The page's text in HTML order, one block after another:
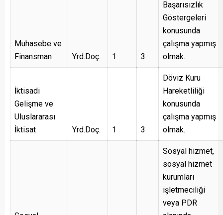
Muhasebe ve
Finansman
Yrd.Doç. 1 3
Başarısızlık
Göstergeleri
konusunda
çalışma yapmış
olmak.
İktisadi
Gelişme ve
Uluslararası
İktisat
Yrd.Doç. 1 3
Döviz Kuru
Hareketliliği
konusunda
çalışma yapmış
olmak.
Sosyal hizmet,
sosyal hizmet
kurumları
işletmeciliği
veya PDR